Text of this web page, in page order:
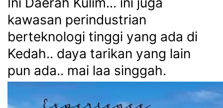
kawasan perindustrian
berteknologi tinggi yang ada di
Kedah.. daya tarikan yang lain
pun ada.. mai laa singgah.